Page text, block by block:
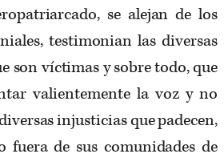
se alejan de los
testimonian las diversas
son víctimas y sobre todo, que
valientemente la voz y no
injusticias que padecen,
de sus comunidades de